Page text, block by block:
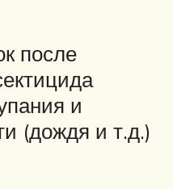
после
и
(дождя и т.д.)